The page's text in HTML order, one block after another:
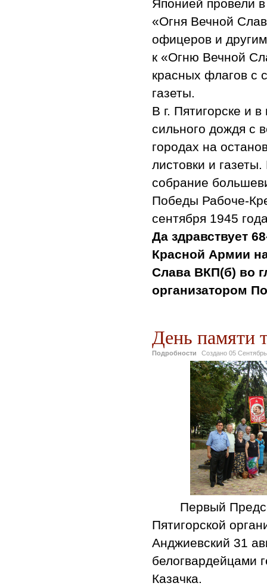
Японией провели в
«Огня Вечной
офицеров и
к «Огню Вечной
красных флагов с
газеты.
В г. Пятигорске и
сильного дождя с
городах на
листовки и
собрание
Победы Рабоче-
сентября 1945
Да здравствует
Красной Армии
Слава ВКП(б) во
организатором
День памяти
Подробности Создано 05
Первый
Пятигорской
Анджиевский 31
белогвардейцами
Казачка.